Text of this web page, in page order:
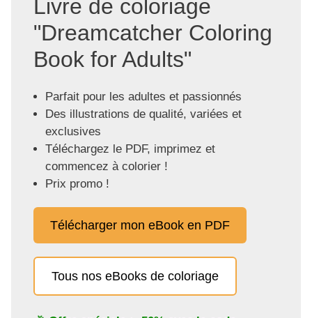
Livre de coloriage
"Dreamcatcher Coloring
Book for Adults"
Parfait pour les adultes et passionnés
Des illustrations de qualité, variées et
exclusives
Téléchargez le PDF, imprimez et
commencez à colorier !
Prix promo !
Télécharger mon eBook en PDF
Tous nos eBooks de coloriage